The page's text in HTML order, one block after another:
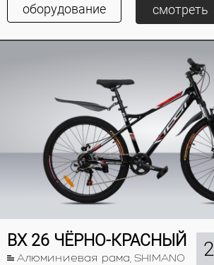
оборудование смотреть
BX 26 ЧЁРНО-КРАСНЫЙ
Алюминиевая рама, SHIMANO